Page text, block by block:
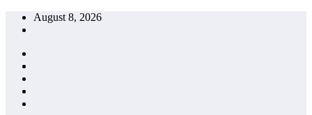
Skip
August 8, 2026